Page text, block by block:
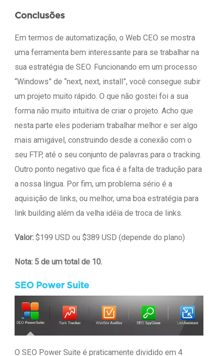
Conclusões
Em termos de automatização, o Web CEO se mostra
uma ferramenta bem interessante para se trabalhar na
sua estratégia de SEO. Funcionando em um processo
“Windows” de “next, next, install”, você consegue subir
um projeto muito rápido. O que não gostei foi a sua
forma não muito intuitiva de criar o projeto. Acho que
nesta parte eles poderiam trabalhar melhor e ser algo
mais amigável, construindo desde a conexão com o
seu FTP, até o seu conjunto de palavras para o tracking.
Outro ponto negativo que fica é a falta de tradução para
a nossa língua. Por fim, um problema sério é a
aquisição de links, ou melhor, uma boa estratégia para
link building além da velha idéia de troca de links.
Valor: $199 USD ou $389 USD (depende do plano)
Nota: 5 de um total de 10.
SEO Power Suite
O SEO Power Suite é praticamente dividido em 4